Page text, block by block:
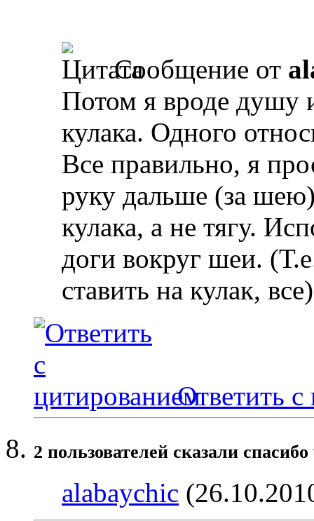
Сообщение от
Потом я вроде душу
кулака. Одного
Все правильно, я
руку дальше (за
кулака, а не тягу.
доги вокруг шеи.
ставить на кулак,
Ответить с
2 пользователей сказали
alabaychic